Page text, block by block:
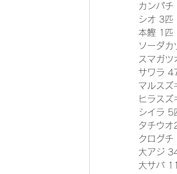
カンパ
シオ 3匹
本鰹 1匹
ソーダカ
スマガツ
サワラ
マルスズ
ヒラスズ
シイラ
タチウ
クログ
大アジ
大サバ